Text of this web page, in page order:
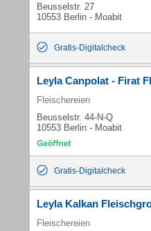
Beusselstr. 27
10553 Berlin - Moabit
Gratis-Digitalcheck
Leyla Canpolat - Firat
Fleischereien
Beusselstr. 44-N-Q
10553 Berlin - Moabit
Gratis-Digitalcheck
Leyla Kalkan
Fleischereien